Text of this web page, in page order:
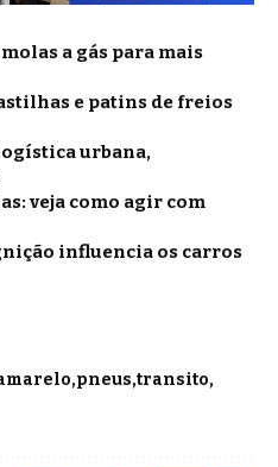
a gás para mais
e patins de freios
urbana,
veja como agir com
influencia os carros
pneus transito